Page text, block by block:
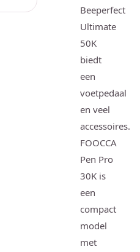
Beeperfect
Ultimate
50K
biedt
een
voetpedaal
en veel
accessoires.
FOOCCA
Pen Pro
30K is
een
compact
model
met